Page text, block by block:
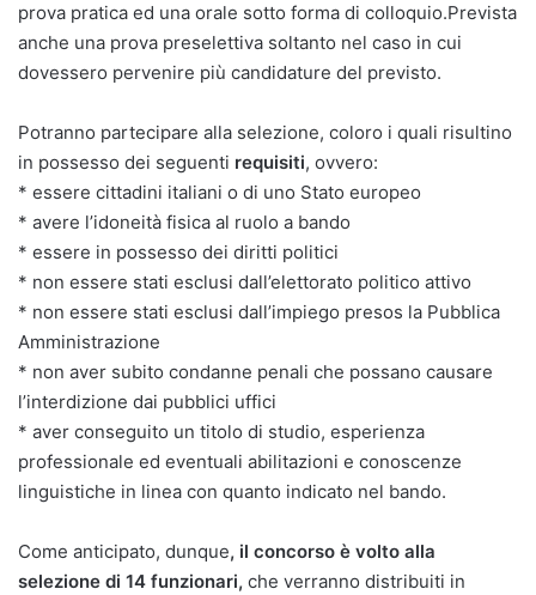
prova pratica ed una orale sotto forma di colloquio.Prevista
anche una prova preselettiva soltanto nel caso in cui
dovessero pervenire più candidature del previsto.
Potranno partecipare alla selezione, coloro i quali risultino
in possesso dei seguenti requisiti, ovvero:
* essere cittadini italiani o di uno Stato europeo
* avere l’idoneità fisica al ruolo a bando
* essere in possesso dei diritti politici
* non essere stati esclusi dall’elettorato politico attivo
* non essere stati esclusi dall’impiego presos la Pubblica
Amministrazione
* non aver subito condanne penali che possano causare
l’interdizione dai pubblici uffici
* aver conseguito un titolo di studio, esperienza
professionale ed eventuali abilitazioni e conoscenze
linguistiche in linea con quanto indicato nel bando.
Come anticipato, dunque, il concorso è volto alla
selezione di 14 funzionari, che verranno distribuiti in